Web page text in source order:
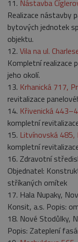
11. Nástavba
Realizace nástavby
bytových jednotek
objektu.
12. Vila na ul.
Kompletní realizace
jeho okolí.
13. Krhanická 717,
revitalizace
14. Křivenická
kompletní
15. Litvínovská 485,
kompletní
16. Zdravotní
Objednatel:
stříkaných omítek
17. Hala Nupaky,
Konsit, a.s. Popis:
18. Nové Stodůlky,
Popis: Zateplení